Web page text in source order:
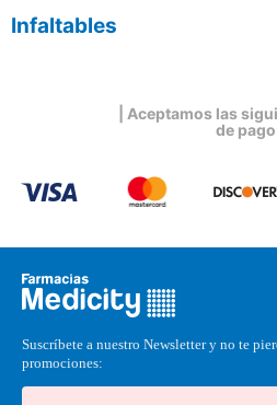
Infaltables
| Aceptamos las
de
Suscríbete a nuestro Newsletter y no te
promociones: